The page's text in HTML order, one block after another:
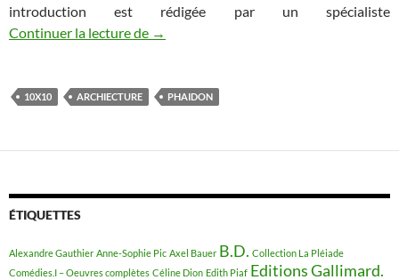
introduction est rédigée par un spécialiste
Continuer la lecture de 100 architectes réunis dans un livre
→
10X10 ARCHIECTURE PHAIDON
ÉTIQUETTES
Alexandre Gauthier Anne-Sophie Pic Axel Bauer B.D. Collection La Pléiade
Comédies.I – Oeuvres complètes Céline Dion Edith Piaf Editions Gallimard.